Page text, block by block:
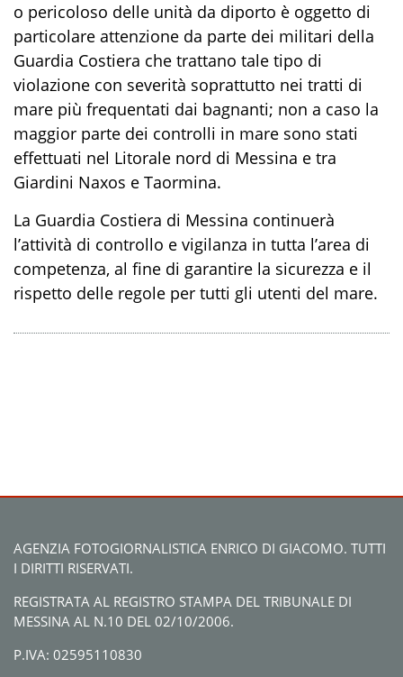
o pericoloso delle unità da diporto è oggetto di
particolare attenzione da parte dei militari della
Guardia Costiera che trattano tale tipo di
violazione con severità soprattutto nei tratti di
mare più frequentati dai bagnanti; non a caso la
maggior parte dei controlli in mare sono stati
effettuati nel Litorale nord di Messina e tra
Giardini Naxos e Taormina.
La Guardia Costiera di Messina continuerà
l’attività di controllo e vigilanza in tutta l’area di
competenza, al fine di garantire la sicurezza e il
rispetto delle regole per tutti gli utenti del mare.
AGENZIA FOTOGIORNALISTICA ENRICO DI GIACOMO. TUTTI
I DIRITTI RISERVATI.
REGISTRATA AL REGISTRO STAMPA DEL TRIBUNALE DI
MESSINA AL N.10 DEL 02/10/2006.
P.IVA: 02595110830